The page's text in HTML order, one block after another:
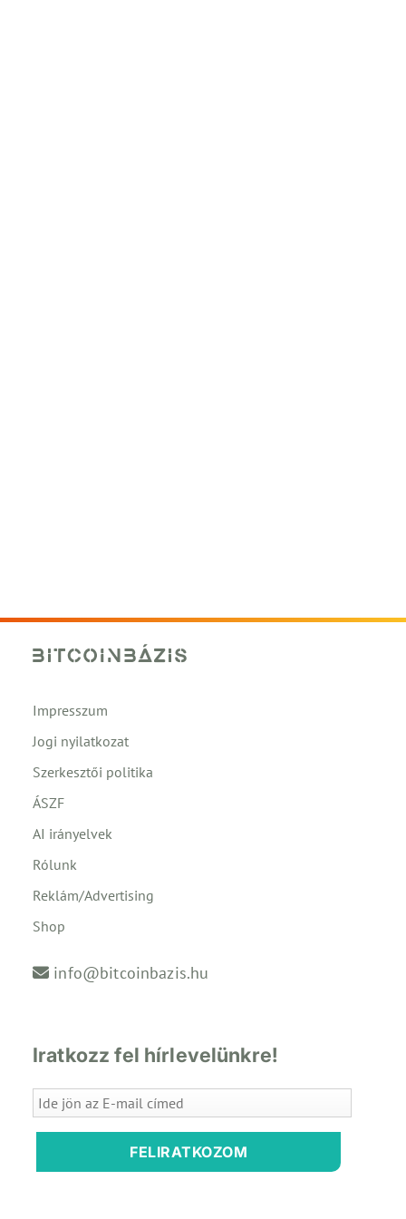
Impresszum
Jogi nyilatkozat
Szerkesztői politika
ÁSZF
AI irányelvek
Rólunk
Reklám/Advertising
Shop
info@bitcoinbazis.hu
Iratkozz fel hírlevelünkre!
FELIRATKOZOM